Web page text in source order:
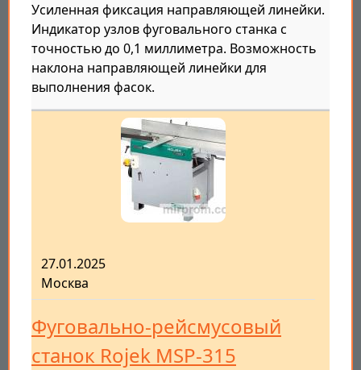
Усиленная фиксация направляющей линейки.
Индикатор узлов фуговального станка с
точностью до 0,1 миллиметра. Возможность
наклона направляющей линейки для
выполнения фасок.
27.01.2025
Москва
Фуговально-рейсмусовый
станок Rojek MSP-315